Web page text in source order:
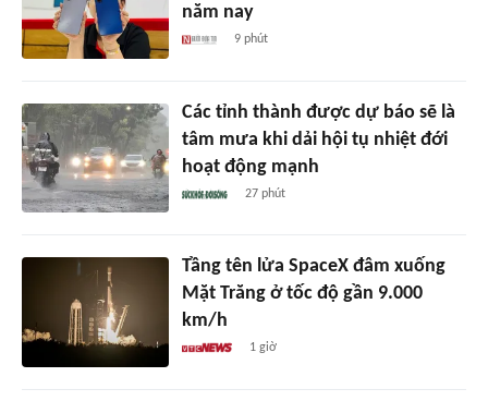
năm nay
9 phút
Các tỉnh thành được dự báo sẽ là
tâm mưa khi dải hội tụ nhiệt đới
hoạt động mạnh
27 phút
Tầng tên lửa SpaceX đâm xuống
Mặt Trăng ở tốc độ gần 9.000
km/h
1 giờ